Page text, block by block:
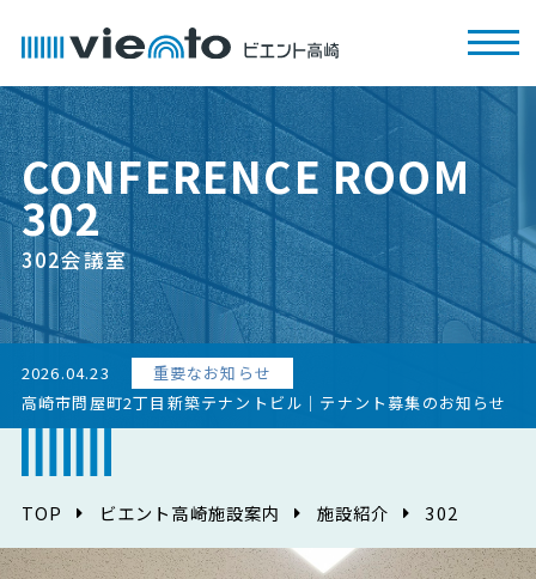
CONFERENCE ROOM
302
302会議室
2026.04.23
重要なお知らせ
高崎市問屋町2丁目新築テナントビル｜テナント募集のお知らせ
TOP ビエント高崎施設案内 施設紹介 302